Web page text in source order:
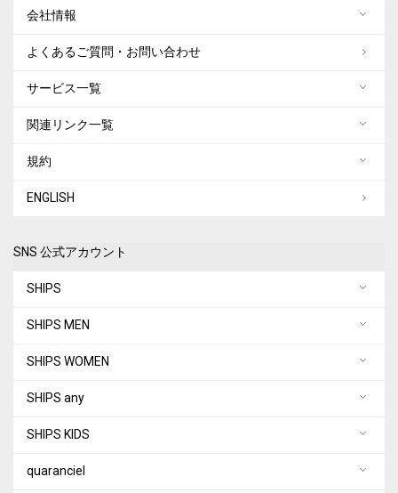
会社情報
よくあるご質問・お問い合わせ
サービス一覧
関連リンク一覧
規約
ENGLISH
SNS 公式アカウント
SHIPS
SHIPS MEN
SHIPS WOMEN
SHIPS any
SHIPS KIDS
quaranciel